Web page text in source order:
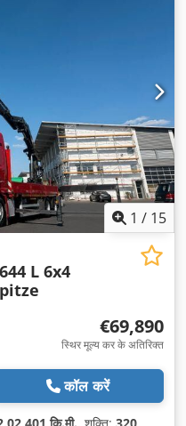
1 / 15
L 6x4
€69,890
स्थिर मूल्य कर के अतिरिक्त
कॉल करें